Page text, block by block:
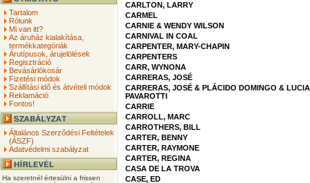
Tartalom
Rólunk
Mi van itt?
Az áruház kialakítása,
termékkategóriák
Árutípusok, árujelölések
Regisztráció
Bevásárlókosár
Fizetési módok
Szállítási idő és átvételi módok
Reklamáció
Fontos!
Általános Szerződési Feltételek
(ÁSZF)
Adatvédelmi szabályzat
Ha szeretnél értesülni a frissen
CARLTON, LARRY
CARMEL
CARNIE & WENDY WILSON
CARNIVAL IN COAL
CARPENTER, MARY-CHAPIN
CARPENTERS
CARR, WYNONA
CARRERAS, JOSÉ
CARRERAS, JOSÉ & PLÁCIDO DOMINGO &
PAVAROTTI
CARRIE
CARROLL, MARC
CARROTHERS, BILL
CARTER, BENNY
CARTER, RAYMONE
CARTER, REGINA
CASA DE LA TROVA
CASE, ED